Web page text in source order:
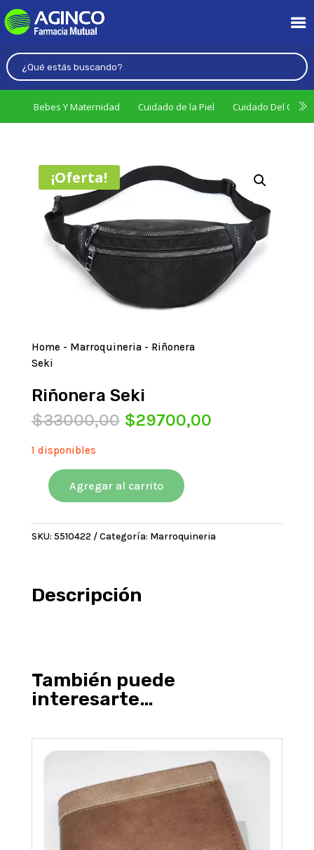
Bebes Y Maternidad Cuidado de la Piel Cuidado Del
¡Oferta!
Home - Marroquineria- Riñonera
Seki
Riñonera Seki
$33000,00 El
era:
$33000,00.
$29700,00El
1 disponibles
Riñonera
cantidad
Agregar al carrito
SKU: 5510422 Categoría: Marroquineria
Descripción
También puede
interesarte…